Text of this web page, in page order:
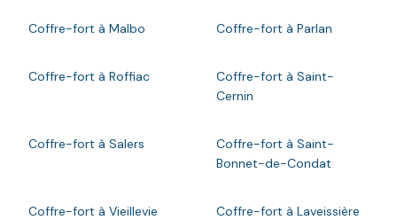
Coffre-fort à Malbo Coffre-fort à Parlan
Coffre-fort à Roffiac
Coffre-fort à Saint-
Cernin
Coffre-fort à Salers
Coffre-fort à Saint-
Bonnet-de-Condat
Coffre-fort à Vieillevie Coffre-fort à Laveissière